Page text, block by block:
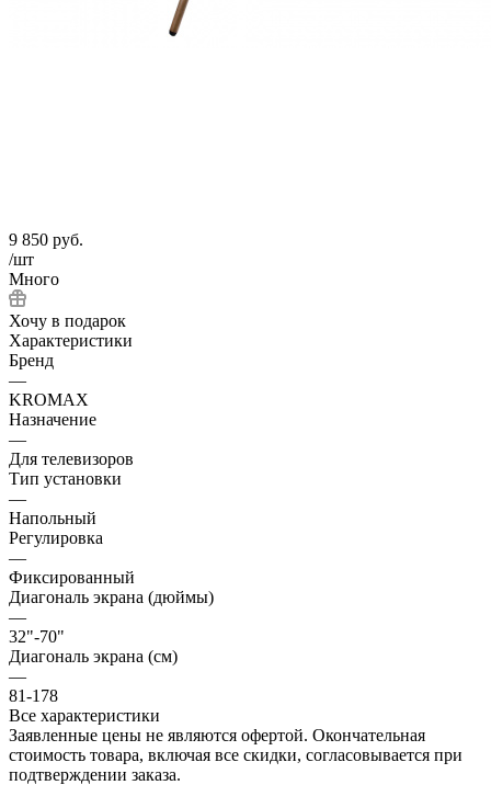
9 850 руб.
/шт
Много
Хочу в подарок
Характеристики
Бренд
—
KROMAX
Назначение
—
Для телевизоров
Тип установки
—
Напольный
Регулировка
—
Фиксированный
Диагональ экрана (дюймы)
—
32"-70"
Диагональ экрана (см)
—
81-178
Все характеристики
Заявленные цены не являются офертой. Окончательная
стоимость товара, включая все скидки, согласовывается при
подтверждении заказа.